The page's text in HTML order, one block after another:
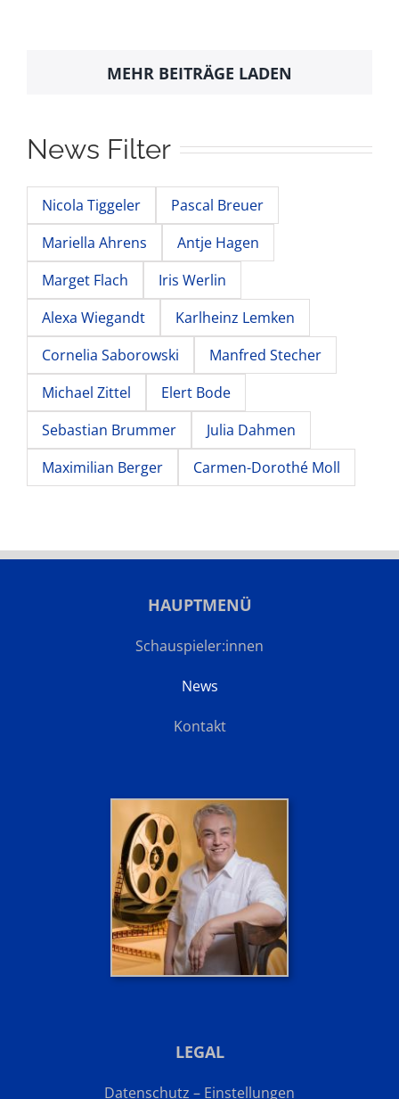
MEHR BEITRÄGE LADEN
News Filter
Nicola Tiggeler
Pascal Breuer
Mariella Ahrens
Antje Hagen
Marget Flach
Iris Werlin
Alexa Wiegandt
Karlheinz Lemken
Cornelia Saborowski
Manfred Stecher
Michael Zittel
Elert Bode
Sebastian Brummer
Julia Dahmen
Maximilian Berger
Carmen-Dorothé Moll
HAUPTMENÜ
Schauspieler:innen
News
Kontakt
LEGAL
Datenschutz – Einstellungen